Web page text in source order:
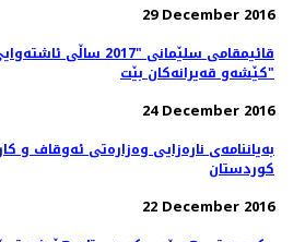
29 December 2016
قائیمقامی سلێمانی "2017
كێشه‌و قه‌یرانه‌كان بێت"
24 December 2016
بەیاننامەی نارەزایی وەزارەتی ئەوقاف و
كوردستان
22 December 2016